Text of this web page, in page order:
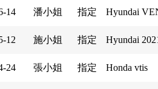
14 潘小姐 指定 Hyundai
12 施小姐 指定 Hyundai
24 張小姐 指定 Honda vtis